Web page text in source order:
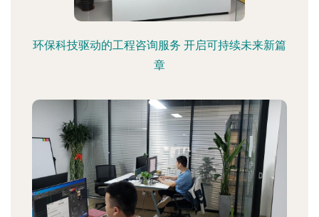
环保科技驱动的工程咨询服务 开启可持续未来新篇
章